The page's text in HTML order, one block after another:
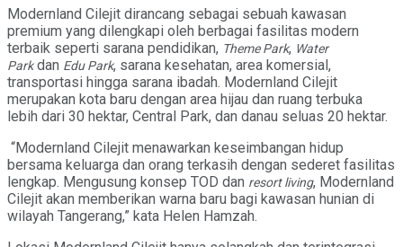
Modernland Cilejit dirancang sebagai sebuah kawasan
premium yang dilengkapi oleh berbagai fasilitas modern
terbaik seperti sarana pendidikan, Theme Park, Water
Parkdan Edu Park, sarana kesehatan, area komersial,
transportasi hingga sarana ibadah. Modernland Cilejit
merupakan kota baru dengan area hijau dan ruang terbuka
lebih dari 30 hektar, Central Park, dan danau seluas 20 hektar.
“Modernland Cilejit menawarkan keseimbangan hidup
bersama keluarga dan orang terkasih dengan sederet fasilitas
lengkap. Mengusung konsep TOD dan resort living, Modernland
Cilejit akan memberikan warna baru bagi kawasan hunian di
wilayah Tangerang,” kata Helen Hamzah.